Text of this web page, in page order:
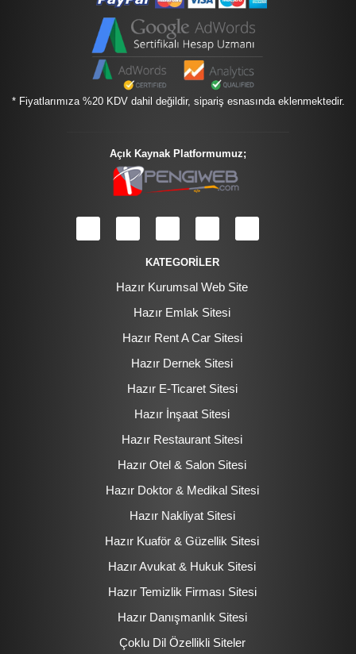
* Fiyatlarımıza %20 KDV dahil değildir, sipariş esnasında eklenmektedir.
Açık Kaynak Platformumuz;
KATEGORİLER
Hazır Kurumsal Web Site
Hazır Emlak Sitesi
Hazır Rent A Car Sitesi
Hazır Dernek Sitesi
Hazır E-Ticaret Sitesi
Hazır İnşaat Sitesi
Hazır Restaurant Sitesi
Hazır Otel & Salon Sitesi
Hazır Doktor & Medikal Sitesi
Hazır Nakliyat Sitesi
Hazır Kuaför & Güzellik Sitesi
Hazır Avukat & Hukuk Sitesi
Hazır Temizlik Firması Sitesi
Hazır Danışmanlık Sitesi
Çoklu Dil Özellikli Siteler